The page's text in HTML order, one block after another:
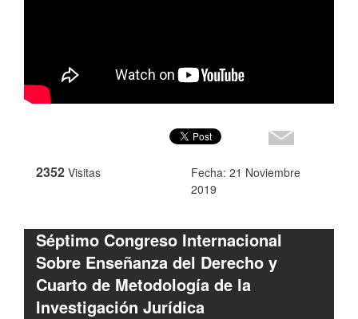
2352 Visitas
Fecha: 21 Noviembre
2019
Séptimo Congreso Internacional
Sobre Enseñanza del Derecho y
Cuarto de Metodología de la
Investigación Jurídica